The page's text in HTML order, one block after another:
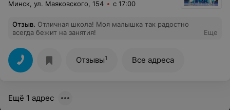
Минск, ул. Маяковского, 154 с 17:00
Отзыв. Отличная школа! Моя малышка так радостно
всегда бежит на занятия!
Еще
Отзывы1 Все адреса
Ещё 1 адрес